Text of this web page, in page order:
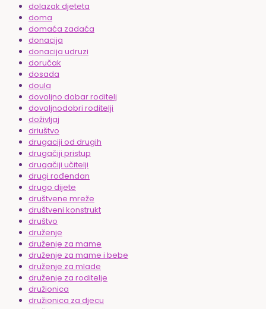
dolazak djeteta
doma
domaća zadaća
donacija
donacija udruzi
doručak
dosada
doula
dovoljno dobar roditelj
dovoljnodobri roditelji
doživljaj
driuštvo
drugaciji od drugih
drugačiji pristup
drugačiji učitelji
drugi rođendan
drugo dijete
društvene mreže
društveni konstrukt
društvo
druženje
druženje za mame
druženje za mame i bebe
druženje za mlade
druženje za roditelje
družionica
družionica za djecu